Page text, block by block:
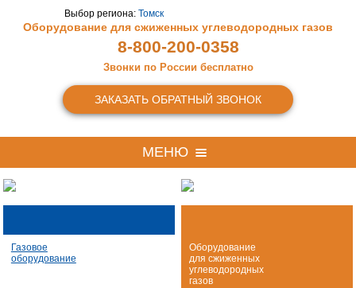
Выбор региона: Томск
Оборудование для сжиженных углеводородных газов
8-800-200-0358
Звонки по России бесплатно
ЗАКАЗАТЬ ОБРАТНЫЙ ЗВОНОК
МЕНЮ
Газовое
оборудование
Оборудование
для сжиженных
углеводородных
газов